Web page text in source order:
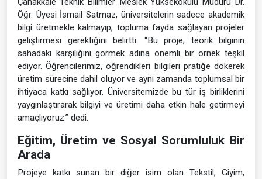
Öğr. Üyesi İsmail Satmaz, üniversitelerin sadece akademik
bilgi üretmekle kalmayıp, topluma fayda sağlayan projeler
geliştirmesi gerektiğini belirtti. “Bu proje, teorik bilginin
sahadaki karşılığını görmek adına önemli bir örnek teşkil
ediyor. Öğrencilerimiz, öğrendikleri bilgileri pratiğe dökerek
üretim sürecine dahil oluyor ve aynı zamanda toplumsal bir
ihtiyaca katkı sağlıyor. Üniversitemizde bu tür iş birliklerini
yaygınlaştırarak bilgiyi ve üretimi daha etkin hale getirmeyi
amaçlıyoruz.” dedi.
Eğitim, Üretim ve Sosyal Sorumluluk Bir
Arada
Projeye katkı sunan bir diğer isim olan Tekstil, Giyim,